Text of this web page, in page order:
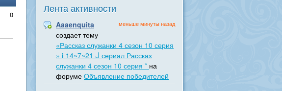
0
Лента активности
меньше минуты назад
Aaaenquita
создает тему
«Рассказ служанки 4 сезон 10 серия
» ℹ 14~7~21 ᒎ сериал Рассказ
служанки 4 сезон 10 серия * на
форуме Объявление победителей